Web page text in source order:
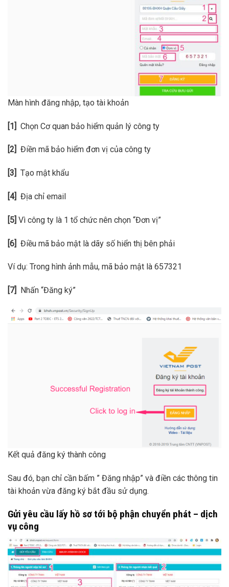
Màn hình đăng nhập, tạo tài khoản
[1] Chọn Cơ quan bảo hiểm quản lý công ty
[2] Điền mã bảo hiểm đơn vị của công ty
[3] Tạo mật khẩu
[4] Địa chỉ email
[5] Vì công ty là 1 tổ chức nên chọn “Đơn vị”
[6] Điều mã bảo mật là dãy số hiển thị bên phải
Ví dụ: Trong hình ảnh mẫu, mã bảo mật là 657321
[7] Nhấn “Đăng ký”
Kết quả đăng ký thành công
Sau đó, bạn chỉ cần bấm ” Đăng nhập” và điền các thông tin
tài khoản vừa đăng ký bắt đầu sử dụng.
Gửi yêu cầu lấy hồ sơ tới bộ phận chuyển phát – dịch
vụ công